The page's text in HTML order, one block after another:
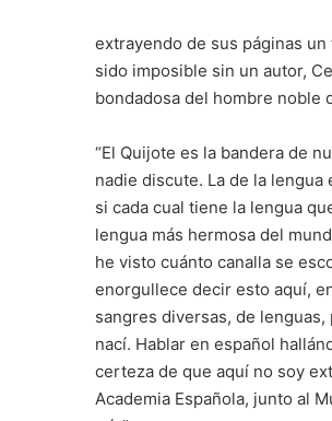
extrayendo de sus páginas
sido imposible sin un autor,
bondadosa del hombre noble
“El Quijote es la bandera de
nadie discute. La de la
si cada cual tiene la lengua
lengua más hermosa del
he visto cuánto canalla se
enorgullece decir esto aquí,
sangres diversas, de
nací. Hablar en español
certeza de que aquí no soy
Academia Española, junto al